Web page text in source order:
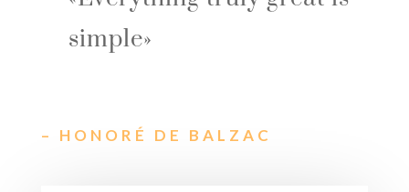
simple»
– HONORÉ DE BALZAC